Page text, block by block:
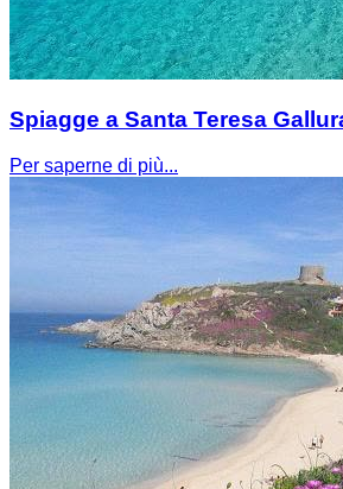
Spiagge a Santa Teresa
Per saperne di più...